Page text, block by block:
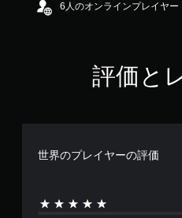
6人のオンラインプレイヤー
評価と
世界のプレイヤーの評価